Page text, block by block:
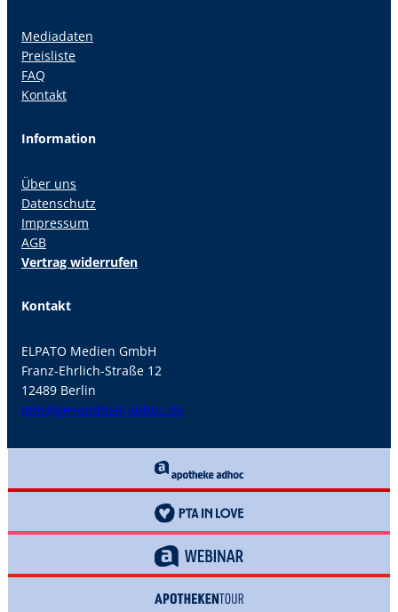
Mediadaten
Preisliste
FAQ
Kontakt
Information
Über uns
Datenschutz
Impressum
AGB
Vertrag widerrufen
Kontakt
ELPATO Medien GmbH
Franz-Ehrlich-Straße 12
12489 Berlin
info@gesundheit-adhoc.de